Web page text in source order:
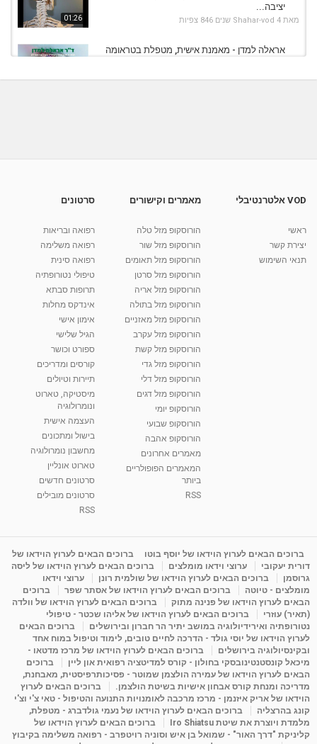
01:26
יציבה...
מאת Shahar-vod 4 שנים 846 צפיות
אראלה למדן - מאמנת אישית, מטפלת בטראומה
מאת
10:17
קרין גורן - העוגה המתגלצ’ת ללא קמח
38.5k צפיות
01:37
יוסי שר - מתמחה בשיטת אלכסנדר וטאי צ'י
2,738 צפיות
01:46
רנה רז-גילו -טיפול אנרגטי ויעוץ רוחני - נומרולוגית
2,314 צפיות
05:37
סודות בתאריך הלידה, משמעות חודש הלידה -
ינואר זינה ליבשיץ נומרולוגית
ליסה גרוסמן - המרכז לאימון התנהגותי - קשב
09:12
מדיטציה בדמיון מודרך - היכרות עם האני הפנימי
מאת admin 11 שנים 3,648 צפיות
פנינה מתוק - מרכז "נתיב הלב" בהרצליה-
מדיטציה-התחדשות
Shahar-vod
VOD אלטרנטיבלי
ראשי
יצירת קשר
תנאי השימוש
מאמרים וקישורים
הורוסקופ מזל טלה
הורוסקופ מזל שור
הורוסקופ מזל תאומים
הורוסקופ מזל סרטן
הורוסקופ מזל אריה
הורוסקופ מזל בתולה
הורוסקופ מזל מאזניים
הורוסקופ מזל עקרב
הורוסקופ מזל קשת
הורוסקופ מזל גדי
הורוסקופ מזל דלי
הורוסקופ מזל דגים
הורוסקופ יומי
הורוסקופ שבועי
הורוסקופ אהבה
מאמרים אחרונים
המאמרים הפופולריים
ביותר
RSS
סרטונים
רפואה ובריאות
רפואה משלימה
רפואה סינית
טיפולי נטורופתיה
תרופות סבתא
אינדקס מחלות
אימון אישי
הגיל שלישי
ספורט וכושר
קורסים ומדריכים
תיירות וטיולים
מיסטיקה, טארוט
ונומרולוגיה
העצמה אישית
בישול ומתכונים
מחשבון נומרולוגיה
טארוט אונליין
סרטונים חדשים
סרטונים מובילים
RSS
ברוכים הבאים לערוץ הוידאו של יוסף בוטו
ברוכים הבאים לערוץ הוידאו של
דורית יעקובי
ערוצי וידאו מומלצים
ברוכים הבאים לערוץ הוידאו של ליסה
גרוסמן
ברוכים הבאים לערוץ הוידאו של שולמית רונן
ערוצי וידאו
מומלצים - טיוטה
ברוכים הבאים לערוץ הוידאו של אסתר שפר
ברוכים
הבאים לערוץ הוידאו של פנינה מתוק
ברוכים הבאים לערוץ הוידאו של וולדה
(תאיר) עוזרי
ברוכים הבאים לערוץ הוידאו של אליהו שכטר - טיפולי
נטורופתיה ואירידיולוגיה במושב יתיר הר חברון ובירושלים
ברוכים הבאים
לערוץ הוידאו של יוסי גולד - הדרכה לחיים טובים, לימוד וטיפול במוח אחד
ובקינסיולוגיה בירושלים
ברוכים הבאים לערוץ הוידאו של מרכז מדטאו -
מיכאל קונסטנטינובסקי בחולון - קורס למדיטציה רפואית און ליין
ברוכים
הבאים לערוץ הוידאו של עמירה הולצמן שמוטר - פסיכותרפיסטית, מאבחנת,
מדריכה ומנחת קורס אבחון אישיות בשיטת הולצמן.
ברוכים הבאים לערוץ
הוידאו של אריק איזנמן - מרכז מרכבה לאומנויות התנועה והטיפול - טאי צ'י וצ'י
קונג בהרצליה
ברוכים הבאים לערוץ הוידאו של נעמי גולדברג - מטפלת,
מלמדת ויוצרת את שיטת Iro Shiatsu
ברוכים הבאים לערוץ הוידאו של
קליניקת "דרך האור" - שמואל בן איש וסוניה רויטפרב - רפואה משלימה בקיבוץ